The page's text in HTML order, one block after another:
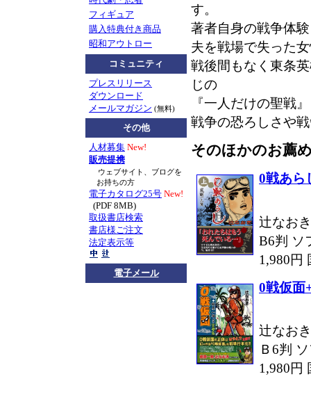
フィギュア
購入特典付き商品
昭和アウトロー
コミュニティ
プレスリリース
ダウンロード
メールマガジン (無料)
その他
人材募集 New!
販売提携
ウェブサイト、ブログを
お持ちの方
電子カタログ25号 New!
(PDF 8MB)
取扱書店検索
書店様ご注文
法定表示等
電子メール
す。
著者自身の戦争体
夫を戦場で失った
戦後間もなく東条
じの
『一人だけの聖戦
戦争の恐ろしさや
そのほかのお薦
0戦あら
辻なお
B6判 ソ
1,980円
0戦仮面
辻なお
Ｂ6判
1,980円